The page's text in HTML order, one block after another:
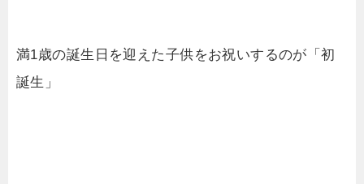
満1歳の誕生日を迎えた子供をお祝いするのが「初
誕生」